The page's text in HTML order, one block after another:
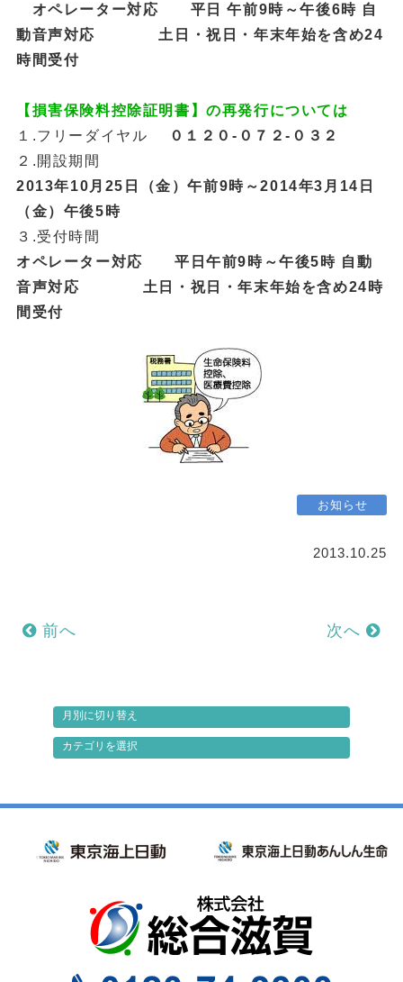
オペレーター対応 平日 午前9時～午後6時 自
動音声対応 土日・祝日・年末年始を含め24
時間受付
【損害保険料控除証明書】の再発行については
１.フリーダイヤル
０１２０-０７２-０３２
２.開設期間
2013年10月25日（金）午前9時～2014年3月14日
（金）午後5時
３.受付時間
オペレーター対応 平日午前9時～午後5時 自動
音声対応 土日・祝日・年末年始を含め24時
間受付
お知らせ
2013.10.25
前へ 次へ